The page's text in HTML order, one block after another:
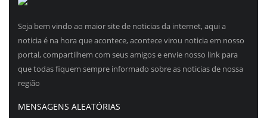
Seja bem vindo ao maior site de noticias da internet, aqui a
noticia é na hora que acontece, acontece virou noticia em nosso
portal, compartilhem com seus amigos e envie nosso link para
que todas fiquem sempre informado sobre as noticias de nossa
região
MENSAGENS ALEATÓRIAS